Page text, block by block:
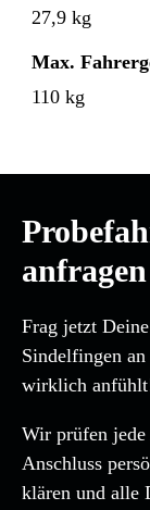
27,9 kg
Max.
110 kg
anfragen
Frag jetzt
Sindelfingen
wirklich
Wir prüfen
Anschluss
klären und alle